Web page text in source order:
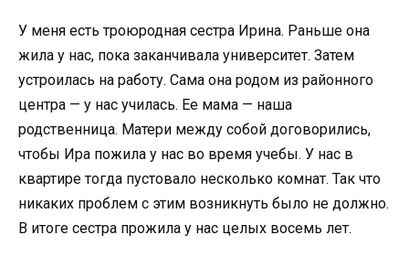
У меня есть троюродная сестра Ирина. Раньше она
жила у нас, пока заканчивала университет. Затем
устроилась на работу. Сама она родом из районного
центра — у нас училась. Ее мама — наша
родственница. Матери между собой договорились,
чтобы Ира пожила у нас во время учебы. У нас в
квартире тогда пустовало несколько комнат. Так что
никаких проблем с этим возникнуть было не должно.
В итоге сестра прожила у нас целых восемь лет.